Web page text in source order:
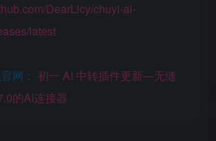
DearLicy/chuyi-ai-
latest
网： 初一 AI 中转插件更新—无缝
的AI连接器